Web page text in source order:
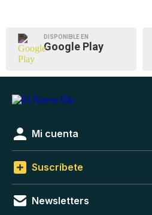
DISPONIBLE EN
Google Play
Mi cuenta
Suscríbete
Newsletters